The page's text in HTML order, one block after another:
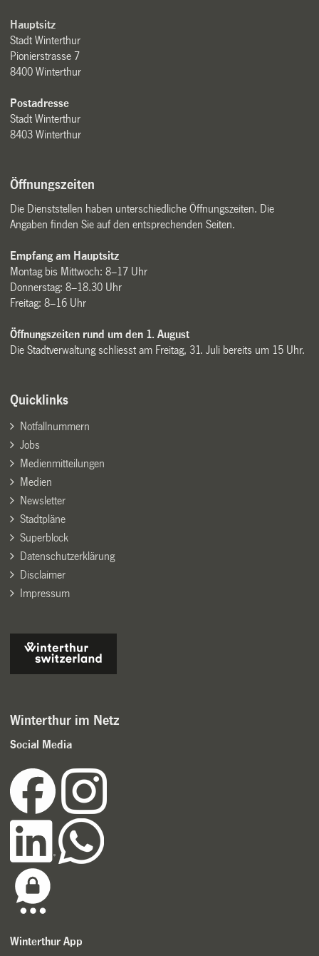
Hauptsitz
Stadt Winterthur
Pionierstrasse 7
8400 Winterthur
Postadresse
Stadt Winterthur
8403 Winterthur
Öffnungszeiten
Die Dienststellen haben unterschiedliche Öffnungszeiten. Die
Angaben finden Sie auf den entsprechenden Seiten.
Empfang am Hauptsitz
Montag bis Mittwoch: 8–17 Uhr
Donnerstag: 8–18.30 Uhr
Freitag: 8–16 Uhr
Öffnungszeiten rund um den 1. August
Die Stadtverwaltung schliesst am Freitag, 31. Juli bereits um 15 Uhr.
Quicklinks
Notfallnummern
Jobs
Medienmitteilungen
Medien
Newsletter
Stadtpläne
Superblock
Datenschutzerklärung
Disclaimer
Impressum
Winterthur im Netz
Social Media
Winterthur App